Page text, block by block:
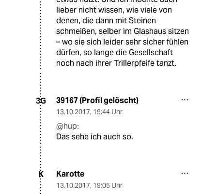
lieber nicht wissen, wie viele von
denen, die dann mit Steinen
schmeißen, selber im Glashaus sitzen
– wo sie sich leider sehr sicher fühlen
dürfen, so lange die Gesellschaft
noch nach ihrer Trillerpfeife tanzt.
3G 39167 (Profil gelöscht)
13.10.2017, 19:44 Uhr
@hup:
Das sehe ich auch so.
K Karotte
13.10.2017, 19:05 Uhr